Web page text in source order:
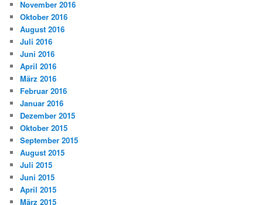
November 2016
Oktober 2016
August 2016
Juli 2016
Juni 2016
April 2016
März 2016
Februar 2016
Januar 2016
Dezember 2015
Oktober 2015
September 2015
August 2015
Juli 2015
Juni 2015
April 2015
März 2015